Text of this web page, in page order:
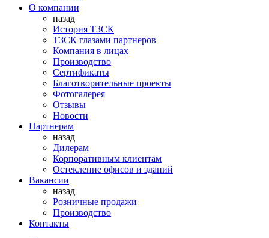
О компании
назад
История ТЗСК
ТЗСК глазами партнеров
Компания в лицах
Производство
Сертификаты
Благотворительные проекты
Фотогалерея
Отзывы
Новости
Партнерам
назад
Дилерам
Корпоративным клиентам
Остекление офисов и зданий
Вакансии
назад
Розничные продажи
Производство
Контакты